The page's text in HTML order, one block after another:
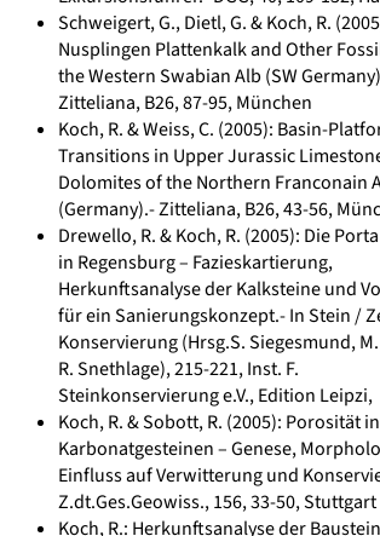
Schweigert, G., Dietl, G. & Koch, R.
Nusplingen Plattenkalk and Other
the Western Swabian Alb (SW
Zitteliana, B26, 87-95, München
Koch, R. & Weiss, C. (2005): Basin-
Transitions in Upper Jurassic
Dolomites of the Northern Franconain
(Germany).- Zitteliana, B26, 43-56,
Drewello, R. & Koch, R. (2005): Die
in Regensburg – Fazieskartierung,
Herkunftsanalyse der Kalksteine und
für ein Sanierungskonzept.- In Stein /
Konservierung (Hrsg.S. Siegesmund,
R. Snethlage), 215-221, Inst. F.
Steinkonservierung e.V., Edition Leipzi,
Koch, R. & Sobott, R. (2005): Porosität in
Karbonatgesteinen – Genese,
Einfluss auf Verwitterung und
Z.dt.Ges.Geowiss., 156, 33-50, Stuttgart
Koch, R.: Herkunftsanalyse der